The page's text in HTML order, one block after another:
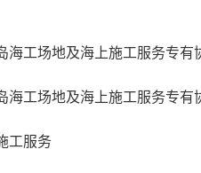
海工场地及海上施工服务专有
海工场地及海上施工服务专有
工服务